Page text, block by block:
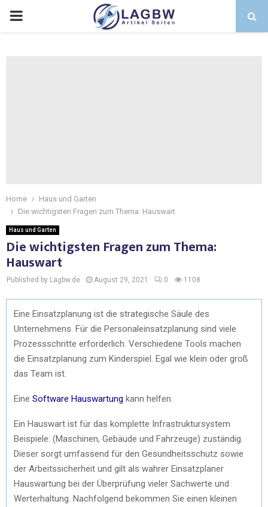
Home
Haus und Garten
Die wichtigsten Fragen zum Thema: Hauswart
Haus und Garten
Die wichtigsten Fragen zum Thema:
Hauswart
Published by Lagbw.de August 29, 2021 0 1108
Eine Einsatzplanung ist die strategische Säule des
Unternehmens. Für die Personaleinsatzplanung sind viele
Prozessschritte erforderlich. Verschiedene Tools machen
die Einsatzplanung zum Kinderspiel. Egal wie klein oder groß
das Team ist.
Eine Software Hauswartung kann helfen.
Ein Hauswart ist für das komplette Infrastruktursystem
Beispiele: (Maschinen, Gebäude und Fahrzeuge) zuständig.
Dieser sorgt umfassend für den Gesundheitsschutz sowie
der Arbeitssicherheit und gilt als wahrer Einsatzplaner
Hauswartung bei der Überprüfung vieler Sachwerte und
Werterhaltung. Nachfolgend bekommen Sie einen kleinen